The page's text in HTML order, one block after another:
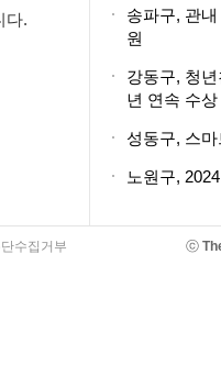
다.
송파구, 관
원
강동구, 청년
년 연속 수상
성동구, 스
노원구,
수집거부 ⓒ